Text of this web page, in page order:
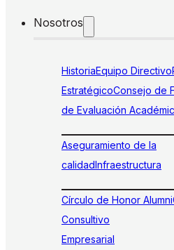
Nosotros
HistoriaEquipo Directivo
EstratégicoConsejo de
de Evaluación
Aseguramiento de la
calidadInfraestructura
Círculo de Honor Alumni
Consultivo
Empresarial